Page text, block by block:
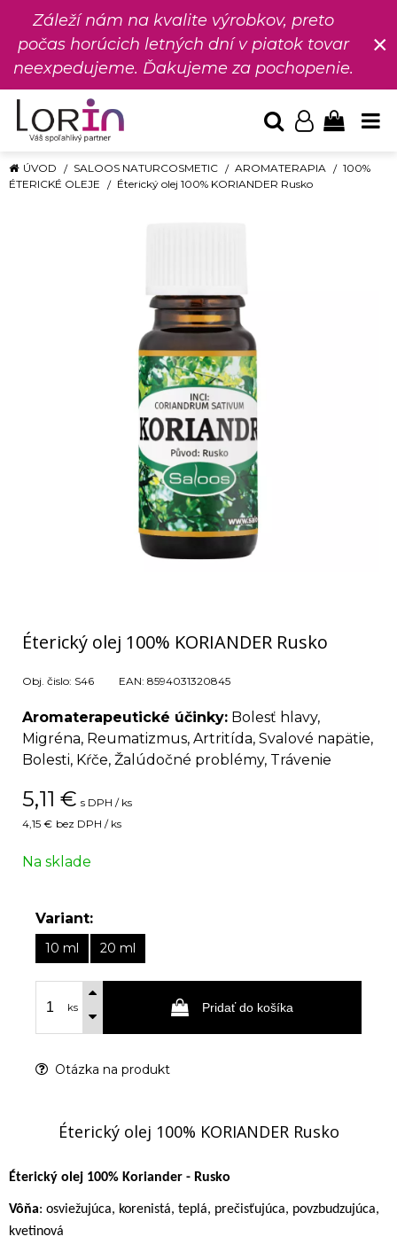
Záleží nám na kvalite výrobkov, preto
počas horúcich letných dní v piatok tovar
neexpedujeme. Ďakujeme za pochopenie.
×
ÚVOD SALOOS NATURCOSMETIC AROMATERAPIA
100%
ÉTERICKÉ OLEJE
Éterický olej 100% KORIANDER Rusko
Éterický olej 100% KORIANDER Rusko
Obj. čislo: S46 EAN: 8594031320845
Aromaterapeutické účinky: Bolesť hlavy,
Migréna, Reumatizmus, Artritída, Svalové napätie,
Bolesti, Kŕče, Žalúdočné problémy, Trávenie
5,11 € s DPH / ks
4,15 € bez DPH / ks
Na sklade
Variant:
10 ml 20 ml
ks Pridať do košíka
Otázka na produkt
Éterický olej 100% KORIANDER Rusko
Éterický olej 100% Koriander - Rusko
Vôňa: osviežujúca, korenistá, teplá, prečisťujúca, povzbudzujúca,
kvetinová